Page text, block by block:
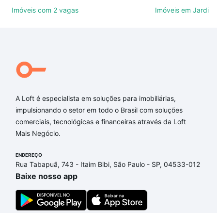
comodidades, como piscina, academia, salão de
Qual o preço de Imóveis com 2 vagas à venda em
Residencial Jardim Nathália, Sorocaba, SP?
Aqui na Loft temos a oferta ideal para você, com
Imóveis com 2 vagas à venda em Residencial
Jardim Nathália, Sorocaba, SP que custam a partir
de R$ 0 e com nossas opções de financiamento
orçamento. Se ainda tem alguma dúvida dos custos
envolvidos no processo de compra, veja em nosso
portal quanto custa comprar um apartamento
conte com a gente para comprar o imóvel dos seus
sonhos com segurança e conforto. Loft, com você
Imóveis com 2 vagas
Imóveis em Jardim
A Loft é especialista em soluções para imobiliárias,
impulsionando o setor em todo o Brasil com soluções
comerciais, tecnológicas e financeiras através da Loft
Mais Negócio.
ENDEREÇO
Rua Tabapuã, 743 - Itaim Bibi, São Paulo - SP, 04533-012
Baixe nosso app